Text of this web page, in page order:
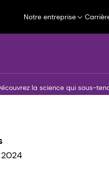
Notre entreprise
la science qui sous-
2024